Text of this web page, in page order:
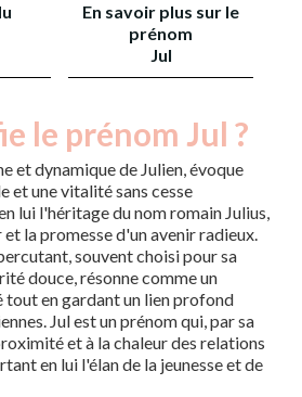
En savoir plus sur le
prénom
Jul
le prénom Jul ?
et dynamique de Julien, évoque
et une vitalité sans cesse
lui l'héritage du nom romain Julius,
la promesse d'un avenir radieux.
souvent choisi pour sa
douce, résonne comme un
en gardant un lien profond
Jul est un prénom qui, par sa
et à la chaleur des relations
en lui l'élan de la jeunesse et de